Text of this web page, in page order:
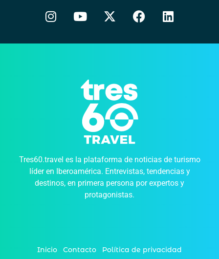
Tres60.travel es la plataforma de noticias de turismo
líder en Iberoamérica. Entrevistas, tendencias y
destinos, en primera persona por expertos y
protagonistas.
Inicio Contacto Política de privacidad